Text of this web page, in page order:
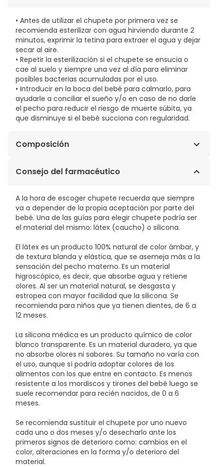
• Antes de utilizar el chupete por primera vez se
recomienda esterilizar con agua hirviendo durante 2
minutos, exprimir la tetina para extraer el agua y dejar
secar al aire.
• Repetir la esterilización si el chupete se ensucia o
cae al suelo y siempre una vez al día para eliminar
posibles bacterias acumuladas por el uso.
• Introducir en la boca del bebé para calmarlo, para
ayudarle a conciliar el sueño y/o en caso de no darle
el pecho para reducir el riesgo de muerte súbita, ya
que disminuye si el bebé succiona con regularidad.
Composición
Libre de BPA/BPS.
Consejo del farmacéutico
A la hora de escoger chupete recuerda que siempre
va a depender de la propia aceptación por parte del
bebé. Una de las guías para elegir chupete podría ser
el material del mismo: látex (caucho) o silicona.
El látex es un producto 100% natural de color ámbar, y
de textura blanda y elástica, que se asemeja más a la
sensación del pecho materno. Es un material
higroscópico, es decir, que absorbe agua y retiene
olores. Al ser un material natural, se desgasta y
estropea con mayor facilidad que la silicona. Se
recomienda para niños que ya tienen dientes, de 6 a
12 meses.
La silicona médica es un producto químico de color
blanco transparente. Es un material duradero, ya que
no absorbe olores ni sabores. Su tamaño no varía con
el uso, aunque sí podría adoptar colores de los
alimentos con los que entre en contacto. Es menos
resistente a los mordiscos y tirones del bebé luego se
suele recomendar para recién nacidos, de 0 a 6
meses.
Se recomienda sustituir el chupete por uno nuevo
cada uno o dos meses y/o desecharlo ante los
primeros signos de deterioro como: cambios en el
color, alteraciones en la forma y/o deterioro del
material.